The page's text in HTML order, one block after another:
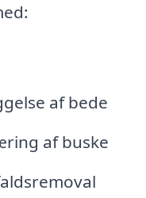
af bede
af buske